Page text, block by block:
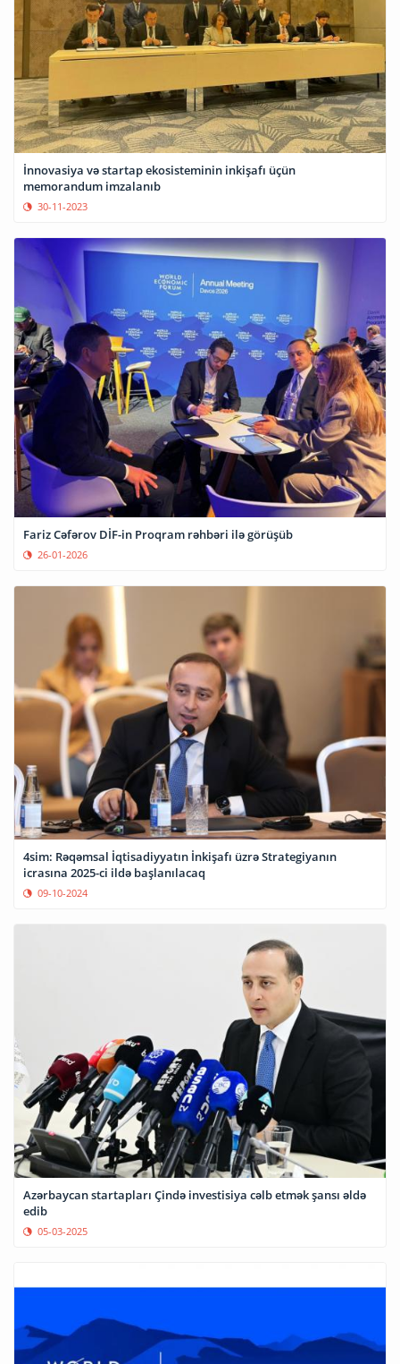
İnnovasiya və startap ekosisteminin inkişafı üçün
memorandum imzalanıb
30-11-2023
Fariz Cəfərov DİF-in Proqram rəhbəri ilə görüşüb
26-01-2026
4sim: Rəqəmsal İqtisadiyyatın İnkişafı üzrə Strategiyanın
icrasına 2025-ci ildə başlanılacaq
09-10-2024
Azərbaycan startapları Çində investisiya cəlb etmək şansı əldə
edib
05-03-2025